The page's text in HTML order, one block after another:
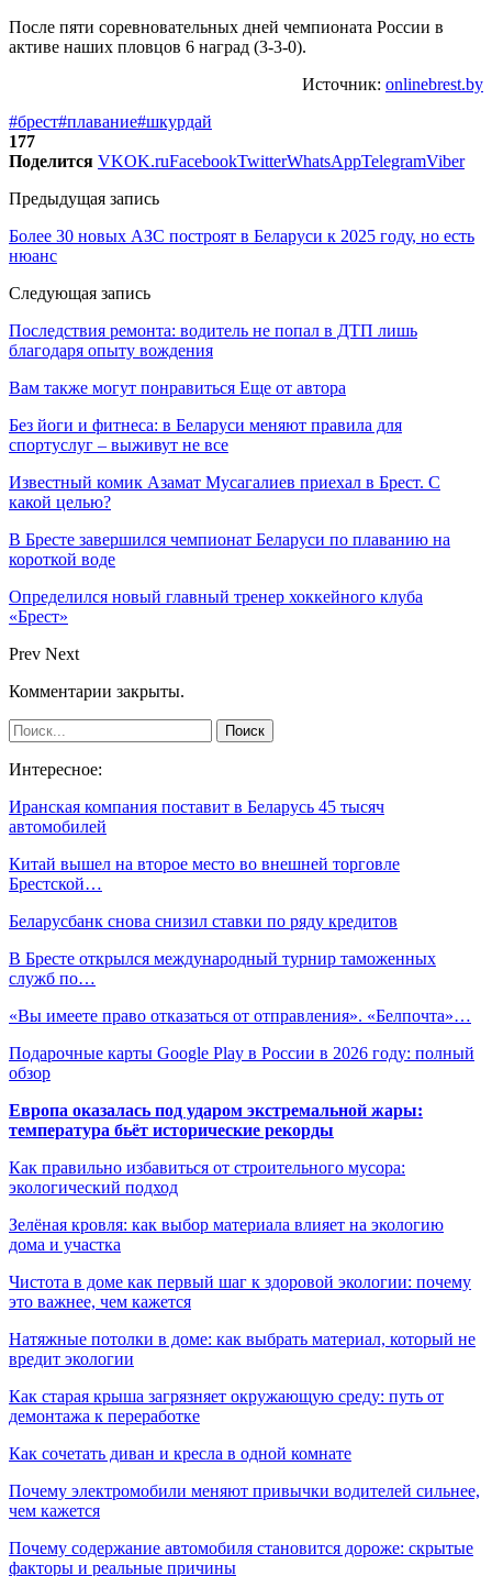
После пяти соревновательных дней чемпионата России в
активе наших пловцов 6 наград (3-3-0).
Источник: onlinebrest.by
#брест#плавание#шкурдай
177
Поделится VKOK.ruFacebookTwitterWhatsAppTelegramViber
Предыдущая запись
Более 30 новых АЗС построят в Беларуси к 2025 году, но есть
нюанс
Следующая запись
Последствия ремонта: водитель не попал в ДТП лишь
благодаря опыту вождения
Вам также могут понравиться Еще от автора
Без йоги и фитнеса: в Беларуси меняют правила для
спортуслуг – выживут не все
Известный комик Азамат Мусагалиев приехал в Брест. С
какой целью?
В Бресте завершился чемпионат Беларуси по плаванию на
короткой воде
Определился новый главный тренер хоккейного клуба
«Брест»
Prev Next
Комментарии закрыты.
Интересное:
Иранская компания поставит в Беларусь 45 тысяч
автомобилей
Китай вышел на второе место во внешней торговле
Брестской…
Беларусбанк снова снизил ставки по ряду кредитов
В Бресте открылся международный турнир таможенных
служб по…
«Вы имеете право отказаться от отправления». «Белпочта»…
Подарочные карты Google Play в России в 2026 году: полный
обзор
Европа оказалась под ударом экстремальной жары:
температура бьёт исторические рекорды
Как правильно избавиться от строительного мусора:
экологический подход
Зелёная кровля: как выбор материала влияет на экологию
дома и участка
Чистота в доме как первый шаг к здоровой экологии: почему
это важнее, чем кажется
Натяжные потолки в доме: как выбрать материал, который не
вредит экологии
Как старая крыша загрязняет окружающую среду: путь от
демонтажа к переработке
Как сочетать диван и кресла в одной комнате
Почему электромобили меняют привычки водителей сильнее,
чем кажется
Почему содержание автомобиля становится дороже: скрытые
факторы и реальные причины